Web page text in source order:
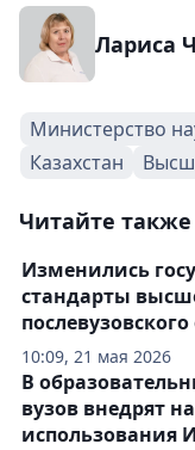
Лариса
Министерство
Казахстан
Читайте также
10:09, 21 мая 2026
Изменились
стандарты
В
вузов внедрят
использования